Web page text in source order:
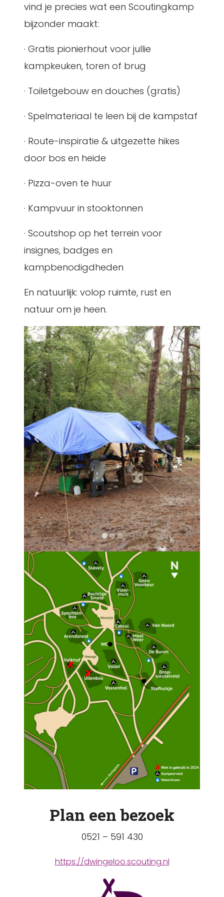
vind je precies wat een Scoutingkamp
bijzonder maakt:
· Gratis pionierhout voor jullie
kampkeuken, toren of brug
· Toiletgebouw en douches (gratis)
· Spelmateriaal te leen bij de kampstaf
· Route-inspiratie & uitgezette hikes
door bos en heide
· Pizza-oven te huur
· Kampvuur in stooktonnen
· Scoutshop op het terrein voor
insignes, badges en
kampbenodigdheden
En natuurlijk: volop ruimte, rust en
natuur om je heen.
Plan een bezoek
0521 – 591 430
https://dwingeloo.scouting.nl